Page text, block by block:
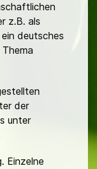
z.B. als
deutsches
der
unter
Einzelne